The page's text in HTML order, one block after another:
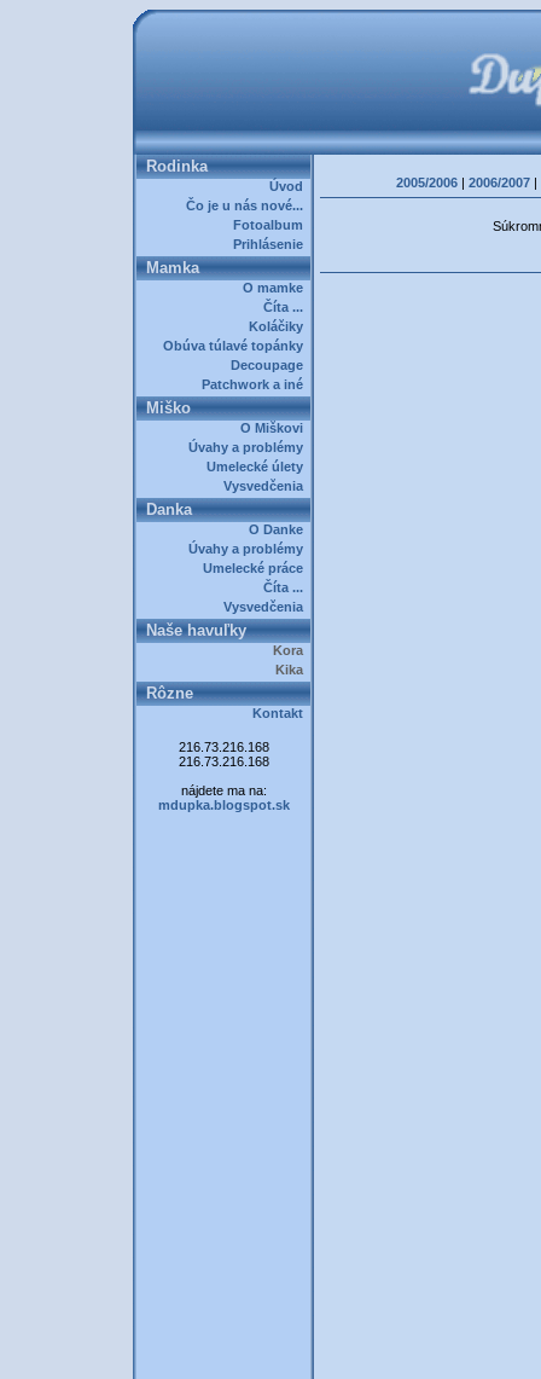
Rodinka
Úvod
Čo je u nás nové...
Fotoalbum
Prihlásenie
Mamka
O mamke
Číta ...
Koláčiky
Obúva túlavé topánky
Decoupage
Patchwork a iné
Miško
O Miškovi
Úvahy a problémy
Umelecké úlety
Vysvedčenia
Danka
O Danke
Úvahy a problémy
Umelecké práce
Číta ...
Vysvedčenia
Naše havuľky
Kora
Kika
Rôzne
Kontakt
216.73.216.168
216.73.216.168
nájdete ma na:
mdupka.blogspot.sk
2005/2006 | 2006/2007 |